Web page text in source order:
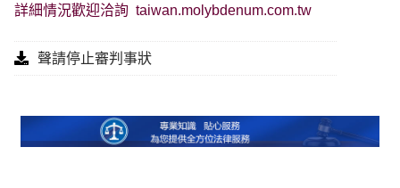
詳細情況歡迎洽詢taiwan.molybdenum.com.tw
聲請停止審判事狀